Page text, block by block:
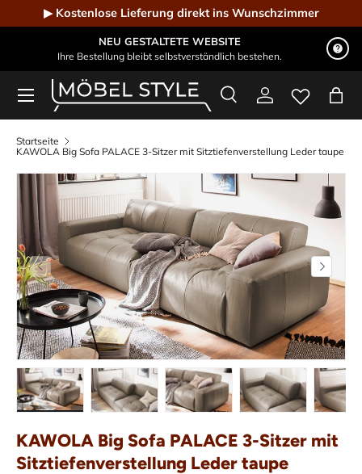
Direkt zum Inhalt
▶ Kostenlose Lieferung direkt ins Wunschzimmer
NEU GESTALTETE WEBSITE
Ihre Bestellung bleibt selbstverständlich bestehen.
Möbel Style - Der Online-Shop für Designmöbel
Suchen
SucheEinloggen
Menü
Startseite
KAWOLA Big Sofa PALACE 3-Sitzer mit Sitztiefenverstellung Leder taupe
Vorherige Nächste
Bild 1 in Galerieansicht laden
Bild 2 in Galerieansicht laden
Bild 3 in Galerieansicht laden
Bild 4 in Bild 5
KAWOLA Big Sofa PALACE 3-Sitzer mit
Sitztiefenverstellung Leder taupe